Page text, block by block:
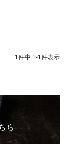
1件中 1-1件表示